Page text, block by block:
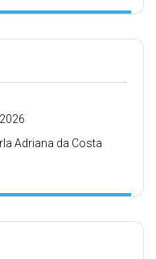
Adriana da Costa